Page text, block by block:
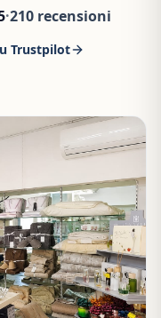
·210 recensioni
Trustpilot